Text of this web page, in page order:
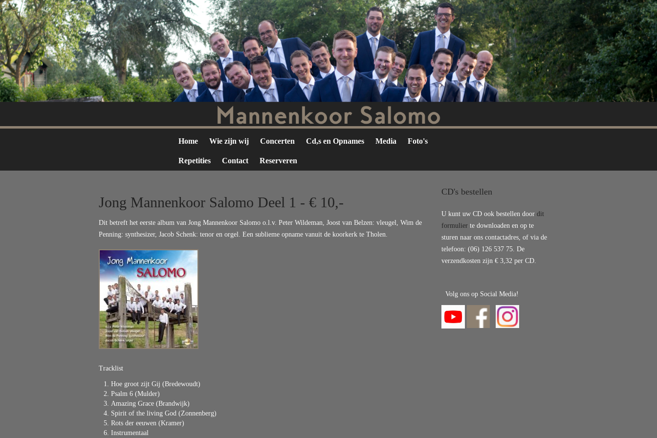
Home Wie zijn wij Concerten Cd,s en Opnames Media Foto's
Repetities Contact Reserveren
Jong Mannenkoor Salomo Deel 1 - € 10,-
Dit betreft het eerste album van Jong Mannenkoor Salomo o.l.v. Peter Wildeman, Joost van Belzen: vleugel, Wim de
Penning: synthesizer, Jacob Schenk: tenor en orgel. Een sublieme opname vanuit de koorkerk te Tholen.
Tracklist
Hoe groot zijt Gij (Bredewoudt)
Psalm 6 (Mulder)
Amazing Grace (Brandwijk)
Spirit of the living God (Zonnenberg)
Rots der eeuwen (Kramer)
Instrumentaal
CD's bestellen
U kunt uw CD ook bestellen door dit
formulierte downloaden en op te
sturen naar ons contactadres, of via de
telefoon: (06) 126 537 75. De
verzendkosten zijn € 3,32 per CD.
Volg ons op Social Media!